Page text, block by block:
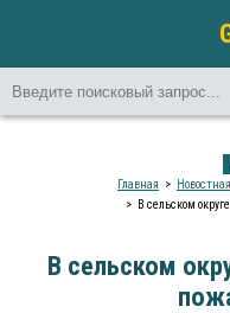
Главная
В сельском
В сельском